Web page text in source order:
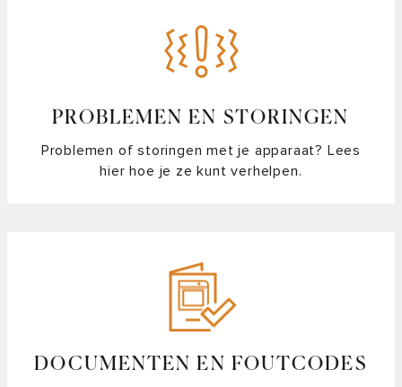
PROBLEMEN EN STORINGEN
Problemen of storingen met je apparaat? Lees
hier hoe je ze kunt verhelpen.
DOCUMENTEN EN FOUTCODES